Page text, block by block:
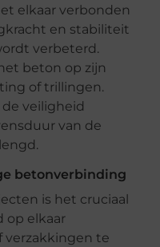
elkaar verbonden
en stabiliteit
verbeterd.
beton op zijn
of trillingen.
veiligheid
van de
betonverbinding
is het cruciaal
op elkaar
verzakkingen te